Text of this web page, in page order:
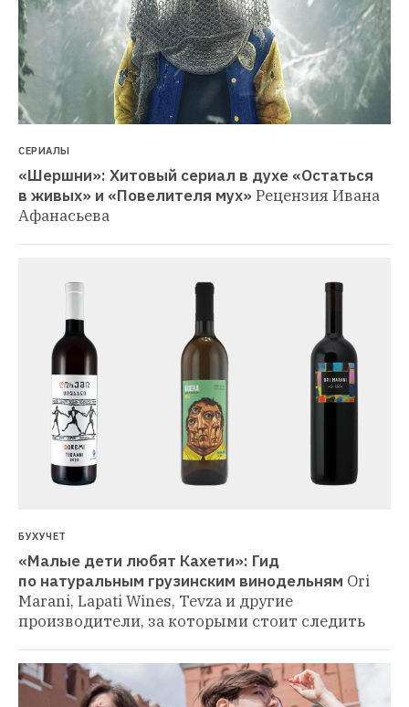
СЕРИАЛЫ
«Шершни»: Хитовый сериал в духе «Остаться
в живых» и «Повелителя мух» Рецензия Ивана
Афанасьева
БУХУЧЕТ
«Малые дети любят Кахети»: Гид
по натуральным грузинским винодельням Ori
Marani, Lapati Wines, Tevza и другие
производители, за которыми стоит следить